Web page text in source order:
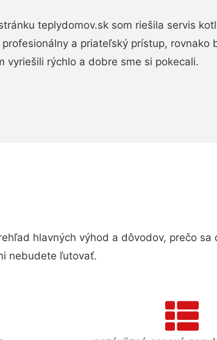
teplydomov.sk som riešila servis
a priateľský prístup, rovnako
vyriešili rýchlo a dobre sme si pokecali.
hlavných výhod a dôvodov, prečo sa
nebudete ľutovať.